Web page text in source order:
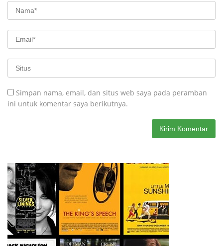
Simpan nama, email, dan situs web saya pada peramban
ini untuk komentar saya berikutnya.